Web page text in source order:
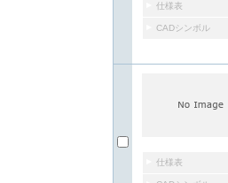
仕様表
CADシンボル
仕様表